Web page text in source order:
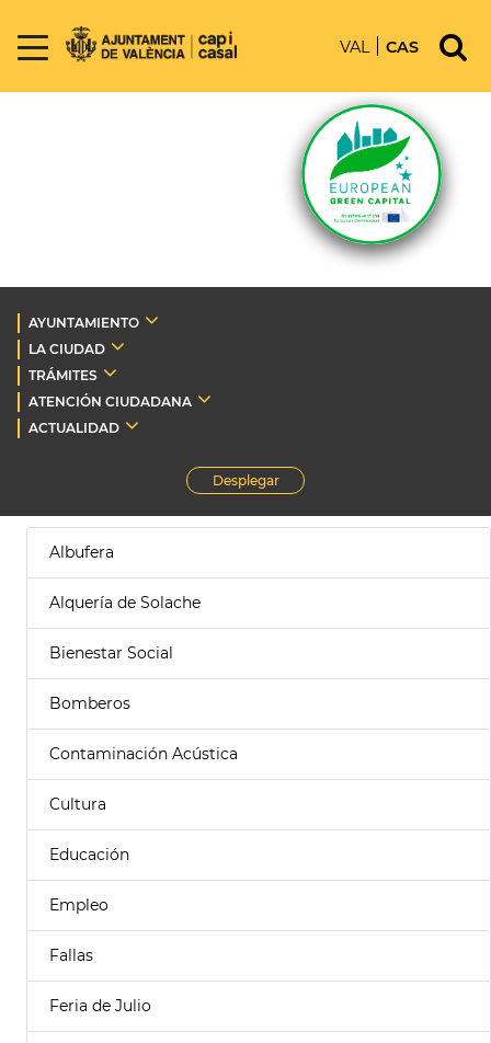
VAL CAS
AYUNTAMIENTO
LA CIUDAD
TRÁMITES
ATENCIÓN CIUDADANA
ACTUALIDAD
Desplegar
Albufera
Alquería de Solache
Bienestar Social
Bomberos
Contaminación Acústica
Cultura
Educación
Empleo
Fallas
Feria de Julio